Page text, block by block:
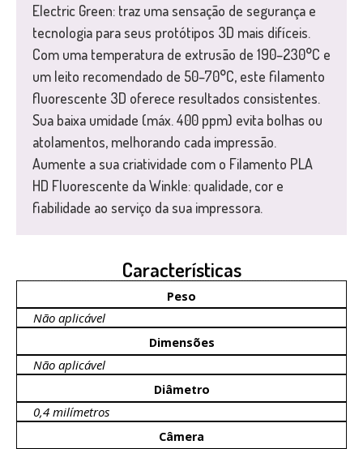
Electric Green: traz uma sensação de segurança e
tecnologia para seus protótipos 3D mais difíceis.
Com uma temperatura de extrusão de 190–230°C e
um leito recomendado de 50–70°C, este filamento
fluorescente 3D oferece resultados consistentes.
Sua baixa umidade (máx. 400 ppm) evita bolhas ou
atolamentos, melhorando cada impressão.
Aumente a sua criatividade com o Filamento PLA
HD Fluorescente da Winkle: qualidade, cor e
fiabilidade ao serviço da sua impressora.
Características
Peso
Não aplicável
Dimensões
Não aplicável
Diâmetro
0,4 milímetros
Câmera